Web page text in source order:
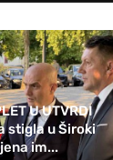
U UTVRDI
stigla u Široki
im...